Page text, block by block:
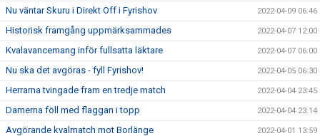
Nu väntar Skuru i Direkt Off i Fyrishov 2022-04-09 06:46
Historisk framgång uppmärksammades 2022-04-07 12:00
Kvalavancemang inför fullsatta läktare 2022-04-07 06:00
Nu ska det avgöras - fyll Fyrishov! 2022-04-05 06:30
Herrarna tvingade fram en tredje match 2022-04-04 23:45
Damerna föll med flaggan i topp 2022-04-04 23:14
Avgörande kvalmatch mot Borlänge 2022-04-01 13:59